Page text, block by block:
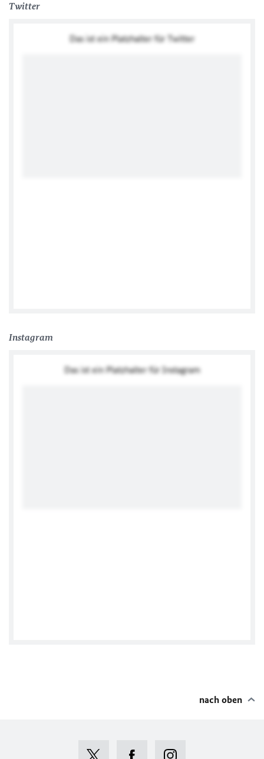
Twitter
Das ist ein Platzhalter für Twitter
Instagram
Das ist ein Platzhalter für Instagram
nach oben